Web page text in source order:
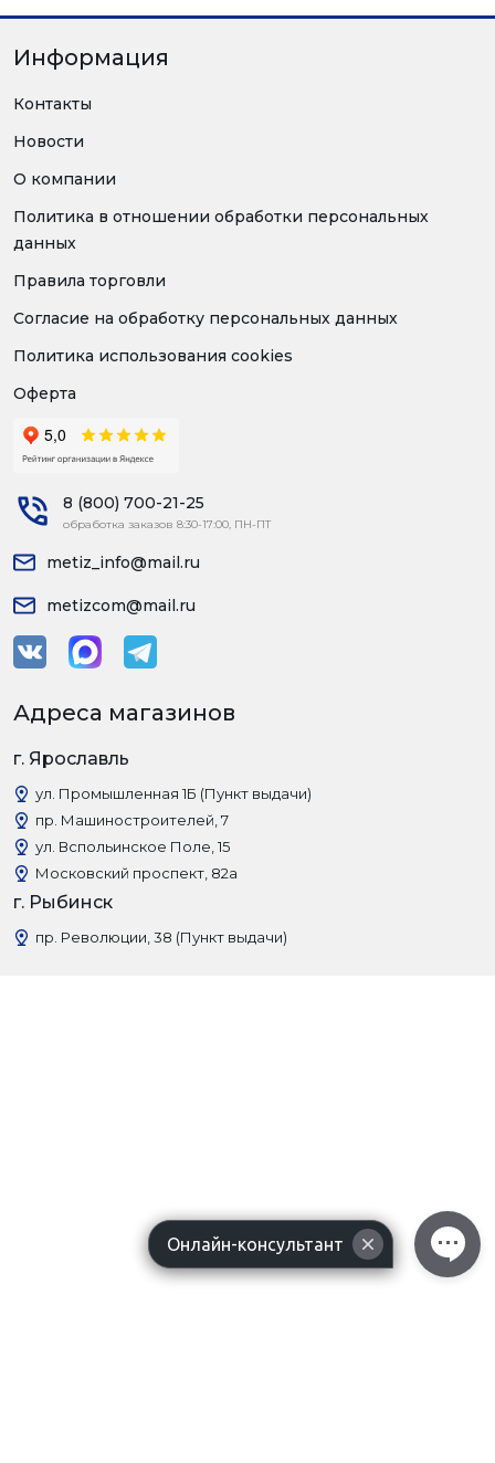
Информация
Контакты
Новости
О компании
Политика в отношении обработки персональных
данных
Правила торговли
Согласие на обработку персональных данных
Политика использования cookies
Оферта
8 (800) 700-21-25
обработка заказов 8:30-17:00, ПН-ПТ
metiz_info@mail.ru
metizcom@mail.ru
Адреса магазинов
г. Ярославль
ул. Промышленная 1Б (Пункт выдачи)
пр. Машиностроителей, 7
ул. Вспольинское Поле, 15
Московский проспект, 82а
г. Рыбинск
пр. Революции, 38 (Пункт выдачи)
Онлайн-консультант